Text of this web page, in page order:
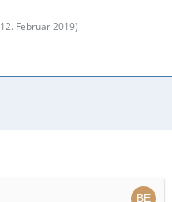
12. Februar 2019)